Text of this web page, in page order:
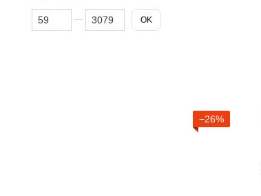
−26%
От Цена, грн
До Цена, грн OK